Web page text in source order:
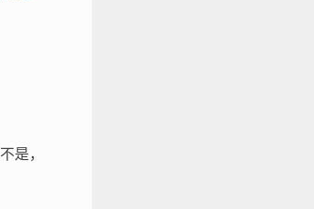
是，